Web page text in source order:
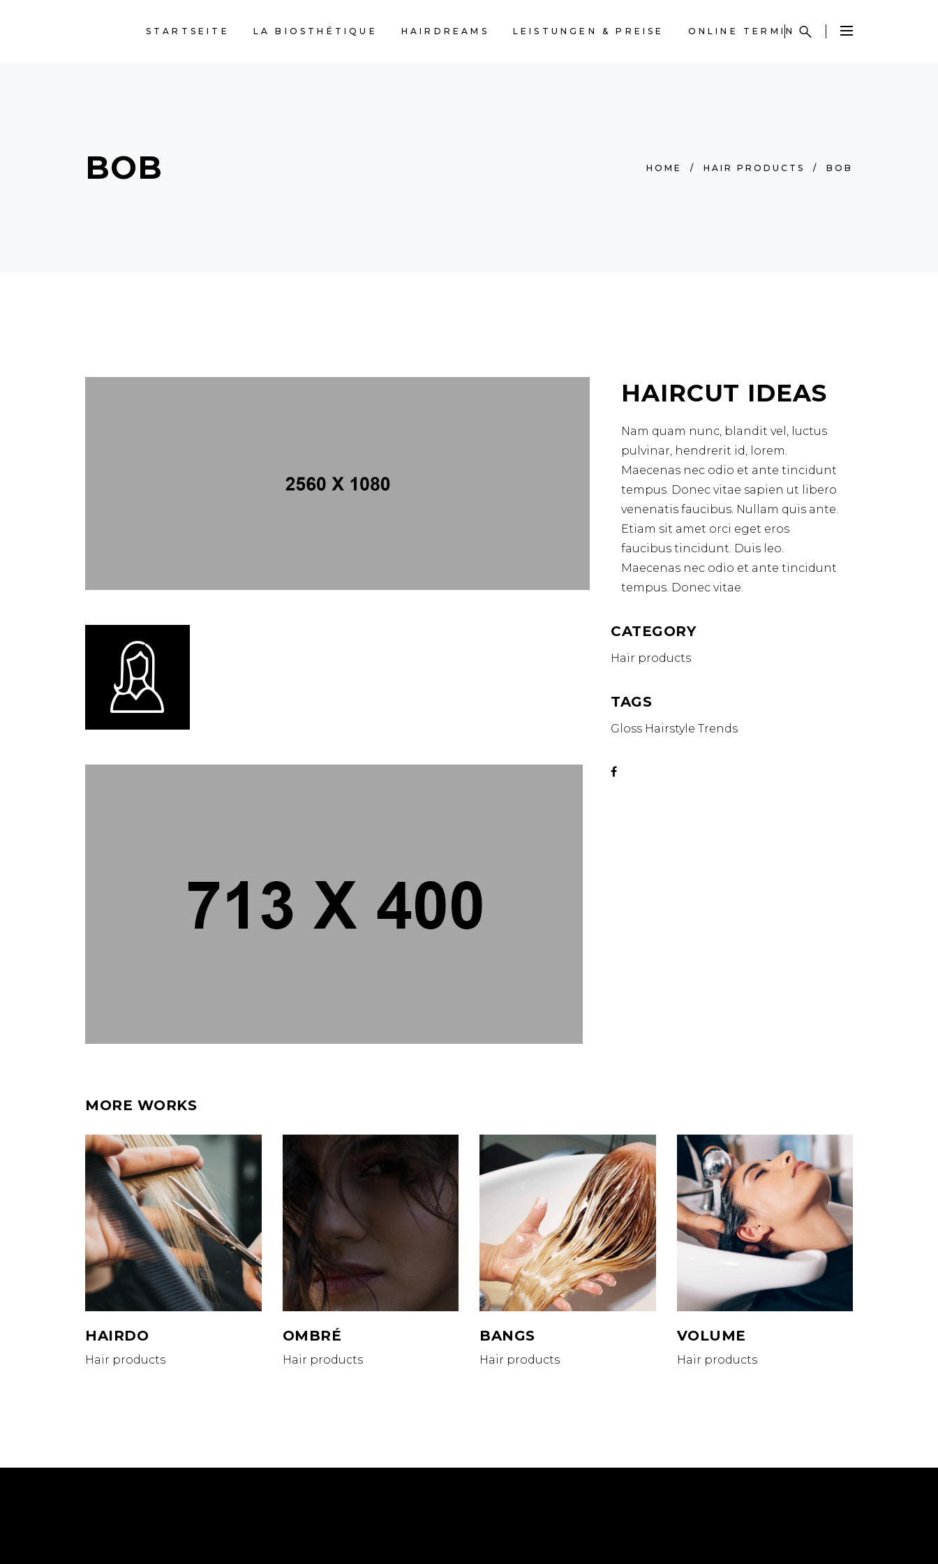
STARTSEITE LA BIOSTHÉTIQUE HAIRDREAMS LEISTUNGEN & PREISE ONLINE TERMIN
BOB HOME / HAIR PRODUCTS / BOB
HAIRCUT IDEAS
Nam quam nunc, blandit vel, luctus
pulvinar, hendrerit id, lorem.
Maecenas nec odio et ante tincidunt
tempus. Donec vitae sapien ut libero
venenatis faucibus. Nullam quis ante.
Etiam sit amet orci eget eros
faucibus tincidunt. Duis leo.
Maecenas nec odio et ante tincidunt
tempus. Donec vitae.
CATEGORY
Hair products
TAGS
Gloss Hairstyle Trends
MORE WORKS
HAIRDO
Hair products
OMBRÉ
Hair products
BANGS
Hair products
VOLUME
Hair products